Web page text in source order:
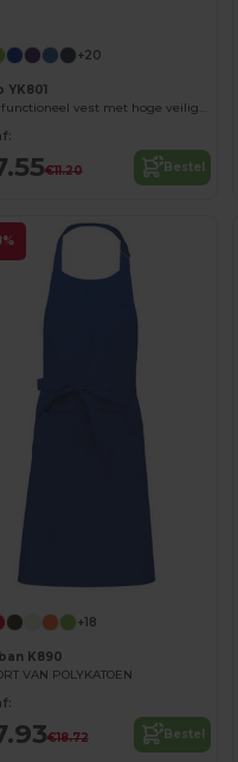
+20
YK801
Multifunctioneel vest met hoge veiligheid
€11.20 Bestel
+18
K890
VAN POLYKATOEN
€18.72 Bestel